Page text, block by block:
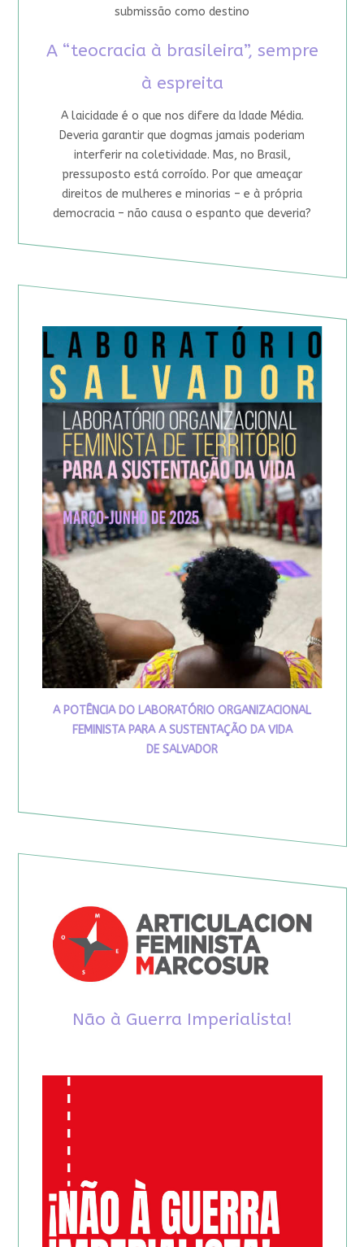
submissão como destino
A “teocracia à brasileira”, sempre
à espreita
A laicidade é o que nos difere da Idade Média.
Deveria garantir que dogmas jamais poderiam
interferir na coletividade. Mas, no Brasil,
pressuposto está corroído. Por que ameaçar
direitos de mulheres e minorias – e à própria
democracia – não causa o espanto que deveria?
A POTÊNCIA DO LABORATÓRIO ORGANIZACIONAL
FEMINISTA PARA A SUSTENTAÇÃO DA VIDA
DE SALVADOR
Não à Guerra Imperialista!